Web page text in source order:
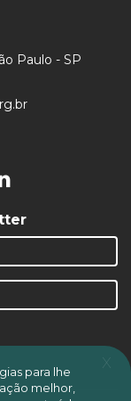
Paulo - SP
x
para lhe
melhor,